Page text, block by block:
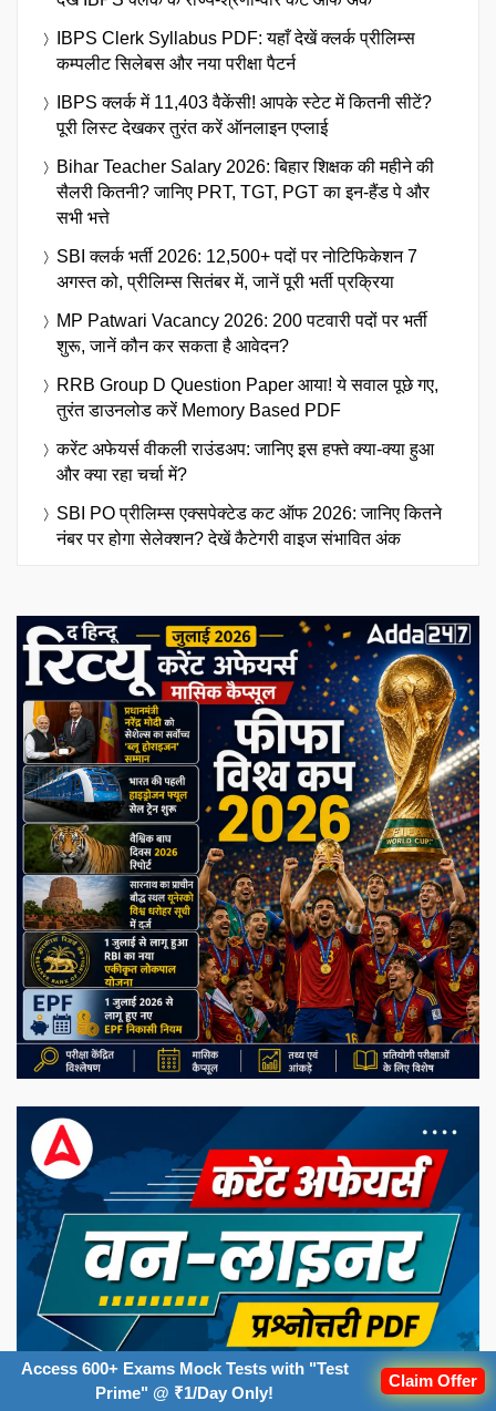
IBPS Clerk Syllabus PDF: यहाँ देखें क्लर्क प्रीलिम्स
कम्पलीट सिलेबस और नया परीक्षा पैटर्न
IBPS क्लर्क में 11,403 वैकेंसी! आपके स्टेट में कितनी सीटें?
पूरी लिस्ट देखकर तुरंत करें ऑनलाइन एप्लाई
Bihar Teacher Salary 2026: बिहार शिक्षक की महीने की
सैलरी कितनी? जानिए PRT, TGT, PGT का इन-हैंड पे और
सभी भत्ते
SBI क्लर्क भर्ती 2026: 12,500+ पदों पर नोटिफिकेशन 7
अगस्त को, प्रीलिम्स सितंबर में, जानें पूरी भर्ती प्रक्रिया
MP Patwari Vacancy 2026: 200 पटवारी पदों पर भर्ती
शुरू, जानें कौन कर सकता है आवेदन?
RRB Group D Question Paper आया! ये सवाल पूछे गए,
तुरंत डाउनलोड करें Memory Based PDF
करेंट अफेयर्स वीकली राउंडअप: जानिए इस हफ्ते क्या-क्या हुआ
और क्या रहा चर्चा में?
SBI PO प्रीलिम्स एक्सपेक्टेड कट ऑफ 2026: जानिए कितने
नंबर पर होगा सेलेक्शन? देखें कैटेगरी वाइज संभावित अंक
Access 600+ Exams Mock Tests with "Test
Prime" @ ₹1/Day Only!
Claim Offer